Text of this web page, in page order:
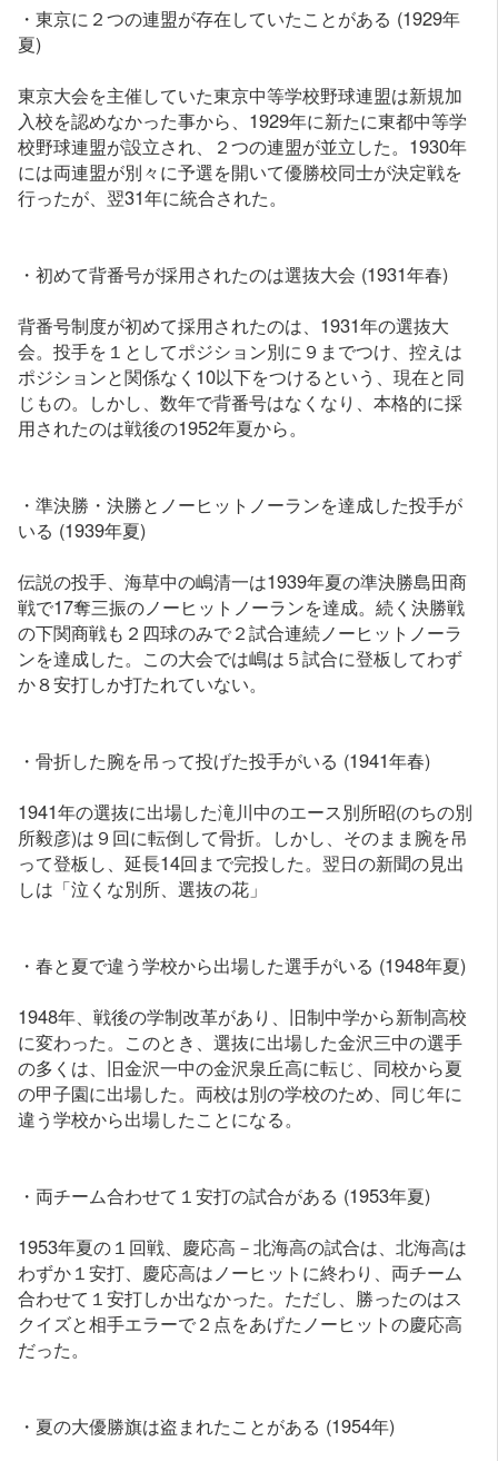
・東京に２つの連盟が存在していたことがある (1929年
夏)
東京大会を主催していた東京中等学校野球連盟は新規加
入校を認めなかった事から、1929年に新たに東都中等学
校野球連盟が設立され、２つの連盟が並立した。1930年
には両連盟が別々に予選を開いて優勝校同士が決定戦を
行ったが、翌31年に統合された。
・初めて背番号が採用されたのは選抜大会 (1931年春)
背番号制度が初めて採用されたのは、1931年の選抜大
会。投手を１としてポジション別に９までつけ、控えは
ポジションと関係なく10以下をつけるという、現在と同
じもの。しかし、数年で背番号はなくなり、本格的に採
用されたのは戦後の1952年夏から。
・準決勝・決勝とノーヒットノーランを達成した投手が
いる (1939年夏)
伝説の投手、海草中の嶋清一は1939年夏の準決勝島田商
戦で17奪三振のノーヒットノーランを達成。続く決勝戦
の下関商戦も２四球のみで２試合連続ノーヒットノーラ
ンを達成した。この大会では嶋は５試合に登板してわず
か８安打しか打たれていない。
・骨折した腕を吊って投げた投手がいる (1941年春)
1941年の選抜に出場した滝川中のエース別所昭(のちの別
所毅彦)は９回に転倒して骨折。しかし、そのまま腕を吊
って登板し、延長14回まで完投した。翌日の新聞の見出
しは「泣くな別所、選抜の花」
・春と夏で違う学校から出場した選手がいる (1948年夏)
1948年、戦後の学制改革があり、旧制中学から新制高校
に変わった。このとき、選抜に出場した金沢三中の選手
の多くは、旧金沢一中の金沢泉丘高に転じ、同校から夏
の甲子園に出場した。両校は別の学校のため、同じ年に
違う学校から出場したことになる。
・両チーム合わせて１安打の試合がある (1953年夏)
1953年夏の１回戦、慶応高－北海高の試合は、北海高は
わずか１安打、慶応高はノーヒットに終わり、両チーム
合わせて１安打しか出なかった。ただし、勝ったのはス
クイズと相手エラーで２点をあげたノーヒットの慶応高
だった。
・夏の大優勝旗は盗まれたことがある (1954年)